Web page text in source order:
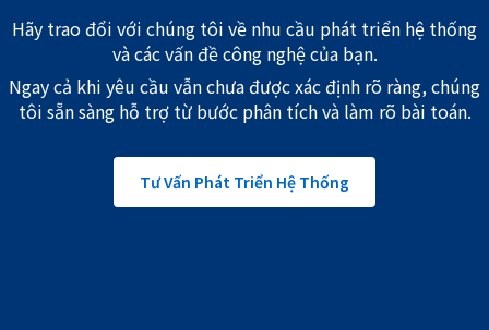
Hãy trao đổi với chúng tôi về nhu cầu phát triển hệ thống
và các vấn đề công nghệ của bạn.
Ngay cả khi yêu cầu vẫn chưa được xác định rõ ràng, chúng
tôi sẵn sàng hỗ trợ từ bước phân tích và làm rõ bài toán.
Tư Vấn Phát Triển Hệ Thống